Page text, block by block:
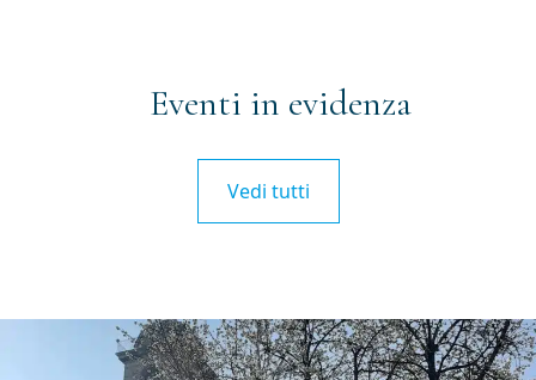
Eventi in evidenza
Vedi tutti